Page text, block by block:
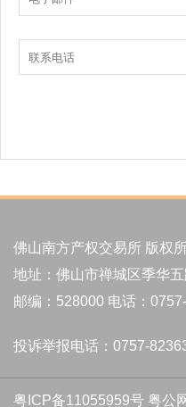
佛山南方产权交易所 版权
地址：佛山市禅城区季华
邮编：528000 电话：
投诉举报电话：0757-
粤ICP备11055959号 粤公